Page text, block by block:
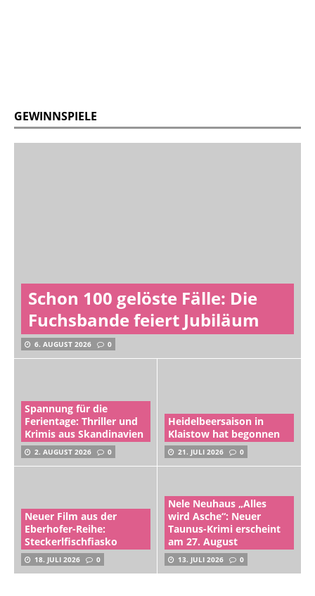
GEWINNSPIELE
Schon 100 gelöste Fälle: Die
Fuchsbande feiert Jubiläum
6. AUGUST 2026 0
Spannung für die
Ferientage: Thriller und
Krimis aus Skandinavien
2. AUGUST 2026 0
Heidelbeersaison in
Klaistow hat begonnen
21. JULI 2026 0
Neuer Film aus der
Eberhofer-Reihe:
Steckerlfischfiasko
18. JULI 2026 0
Nele Neuhaus „Alles
wird Asche“: Neuer
Taunus-Krimi erscheint
am 27. August
13. JULI 2026 0